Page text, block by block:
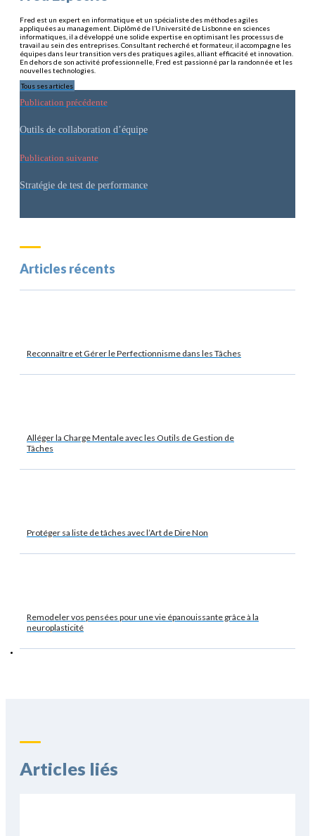
Articles récents
Reconnaître et Gérer le Perfectionnisme dans les Tâches
Alléger la Charge Mentale avec les Outils de Gestion de
Tâches
Protéger sa liste de tâches avec l’Art de Dire Non
Remodeler vos pensées pour une vie épanouissante grâce à la
neuroplasticité
Fred est un expert en informatique et un spécialiste des méthodes agiles
appliquées au management. Diplômé de l’Université de Lisbonne en sciences
informatiques, il a développé une solide expertise en optimisant les processus de
travail au sein des entreprises. Consultant recherché et formateur, il accompagne les
équipes dans leur transition vers des pratiques agiles, alliant efficacité et innovation.
En dehors de son activité professionnelle, Fred est passionné par la randonnée et les
nouvelles technologies.
Tous ses articles
Publication précédente
Outils de collaboration d’équipe
Publication suivante
Stratégie de test de performance
Articles liés